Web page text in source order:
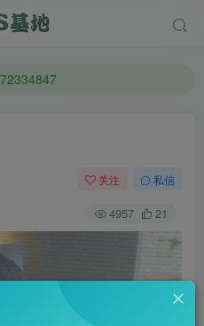
》，实时查看最新站点。
关注 私信
4957 21